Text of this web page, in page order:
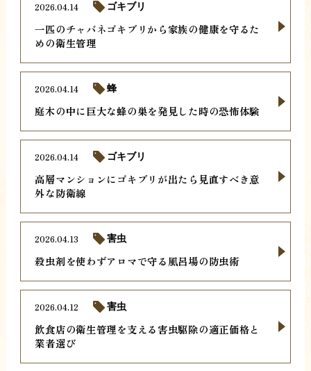
一匹のチャバネゴキブリから家族の健康を守るた
めの衛生管理
2026.04.14 ゴキブリ
庭木の中に巨大な蜂の巣を発見した時の恐怖体験
2026.04.14 蜂
高層マンションにゴキブリが出たら見直すべき意
外な防衛線
2026.04.14 ゴキブリ
殺虫剤を使わずアロマで守る風呂場の防虫術
2026.04.13 害虫
飲食店の衛生管理を支える害虫駆除の適正価格と
業者選び
2026.04.12 害虫